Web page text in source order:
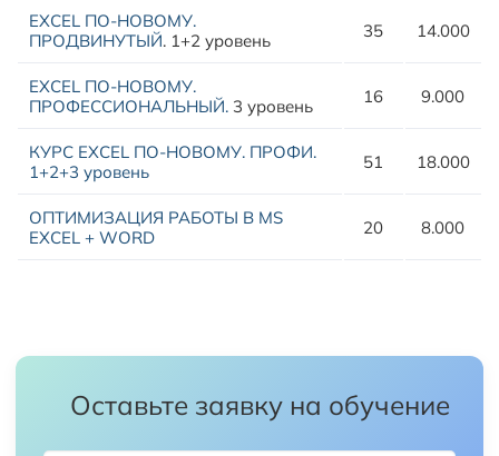
EXCEL ПО-НОВОМУ.
ПРОДВИНУТЫЙ. 1+2 уровень 35 14.000
EXCEL ПО-НОВОМУ.
ПРОФЕССИОНАЛЬНЫЙ. 3 уровень 16 9.000
КУРС EXCEL ПО-НОВОМУ. ПРОФИ.
1+2+3 уровень
51 18.000
ОПТИМИЗАЦИЯ РАБОТЫ В MS
EXCEL + WORD
20 8.000
Оставьте заявку на обучение